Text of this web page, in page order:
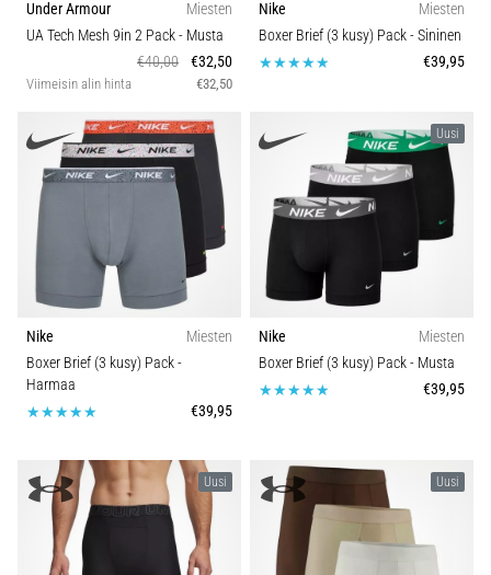
ja
hoito
Kärsitkö
kantapääkivusta
juoksun
aikana
sen
jälkeen?
yleisimmistä
on
plantaarifaskiitti.
Näytä
kaikki
artikkelit
Under Armour
Miesten
UA Tech Mesh 9in 2 Pack- Musta
€40,00
€32,50
Viimeisin alin hinta €32,50
Nike
Miesten
Boxer Brief (3 kusy) Pack- Sininen
€39,95
Nike
Miesten
Boxer Brief (3 kusy) Pack-
Harmaa
€39,95
Uusi
Nike
Miesten
Boxer Brief (3 kusy) Pack- Musta
€39,95
Uusi Uusi